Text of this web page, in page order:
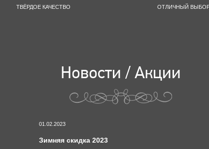
ТВЁРДОЕ КАЧЕСТВО ОТЛИЧНЫЙ
Новости / Акции
01.02.2023
Зимняя скидка 2023